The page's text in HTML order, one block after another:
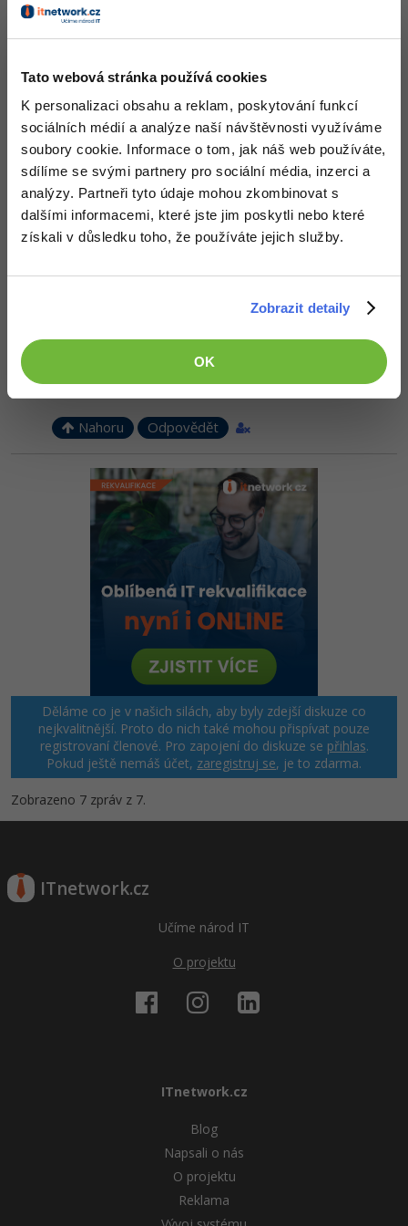
Tato webová stránka používá cookies
K personalizaci obsahu a reklam, poskytování funkcí
sociálních médií a analýze naší návštěvnosti využíváme
soubory cookie. Informace o tom, jak náš web používáte,
sdílíme se svými partnery pro sociální média, inzerci a
analýzy. Partneři tyto údaje mohou zkombinovat s
dalšími informacemi, které jste jim poskytli nebo které
získali v důsledku toho, že používáte jejich služby.
Zobrazit detaily
OK
Nahoru
Raiper34:
Classic a C2 su principovo totožne inak Bezza napísal dobre
Nahoru Odpovědět
Zatím jsem v constructu udělal hru co má jediný level ale je
docela náročné ho udělat ale dá se cheatovat a dost jednoduše a
kdo na to přijde udělá ji během několika minut
Odpovídá na
15.8.2012 14:04
Já to tam našel a pomohlo to díky
Nahoru Odpovědět
Děláme co je v našich silách, aby byly zdejší diskuze co
nejkvalitnější. Proto do nich také mohou přispívat pouze
registrovaní členové. Pro zapojení do diskuze se přihlas.
Pokud ještě nemáš účet, zaregistruj se, je to zdarma.
Zobrazeno 7 zpráv z 7.
ITnetwork.cz
Učíme národ IT
O projektu
ITnetwork.cz
Blog
Napsali o nás
O projektu
Reklama